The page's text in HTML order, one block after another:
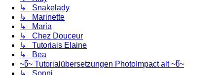
↳ Snakelady
↳ Marinette
↳ Maria
↳ Chez Douceur
↳ Tutoriais Elaine
↳ Bea
~წ~ Tutorialübersetzungen PhotoImpact alt ~წ~